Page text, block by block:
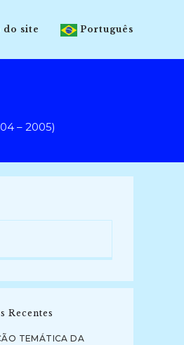
do site Português
– 2005)
Recentes
TEMÁTICA DA